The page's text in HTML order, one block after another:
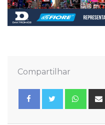
Compartilhar